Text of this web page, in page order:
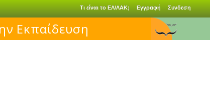
Τι είναι το ΕΛ/ΛΑΚ; Εγγραφή Συνδεση